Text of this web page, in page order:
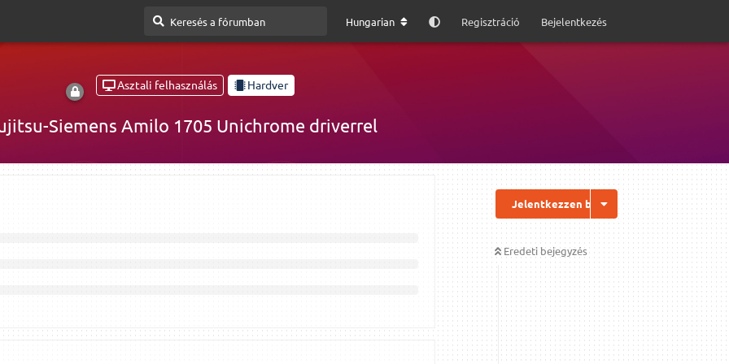
Hungarian Regisztráció Bejelentkezés
Asztali felhasználás Hardver
Siemens Amilo 1705 Unichrome driverrel
Jelentkezzen be a válaszhoz
Eredeti bejegyzés